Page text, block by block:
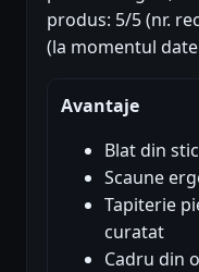
produs: 5/5 (nr.
(la momentul
Avantaje
Blat din
Scaune
Tapiterie
curatat
Cadru din